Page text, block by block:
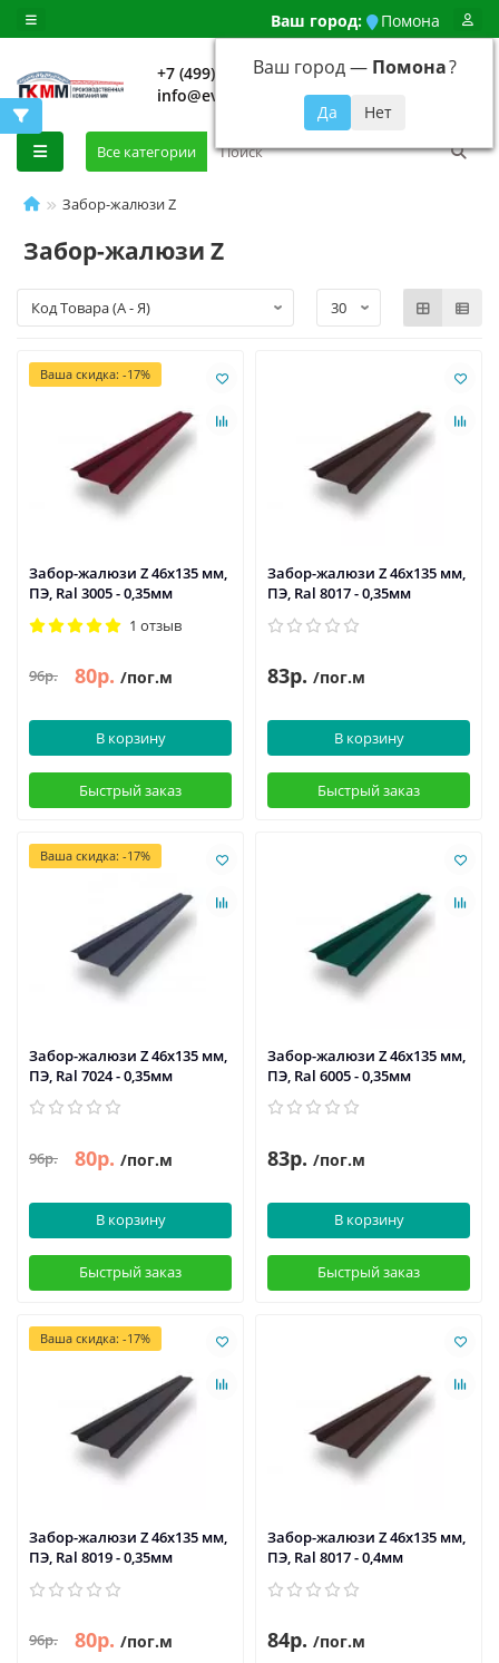
Ваш город: Помона
Ваш город — Помона?
+7 (499) 648-92-94
info@evroshtaketnikmoskva.ru
Все категории
Забор-жалюзи Z
Забор-жалюзи Z
Ваша скидка: -17%
Забор-жалюзи Z 46х135 мм,
ПЭ, Ral 3005 - 0,35мм
1 отзыв
96р. 80р. /пог.м
В корзину
Быстрый заказ
Забор-жалюзи Z 46х135 мм,
ПЭ, Ral 8017 - 0,35мм
83р. /пог.м
В корзину
Быстрый заказ
Ваша скидка: -17%
Забор-жалюзи Z 46х135 мм,
ПЭ, Ral 7024 - 0,35мм
96р. 80р. /пог.м
В корзину
Быстрый заказ
Забор-жалюзи Z 46х135 мм,
ПЭ, Ral 6005 - 0,35мм
83р. /пог.м
В корзину
Быстрый заказ
Ваша скидка: -17%
Забор-жалюзи Z 46х135 мм,
ПЭ, Ral 8019 - 0,35мм
96р. 80р. /пог.м
Забор-жалюзи Z 46х135 мм,
ПЭ, Ral 8017 - 0,4мм
84р. /пог.м